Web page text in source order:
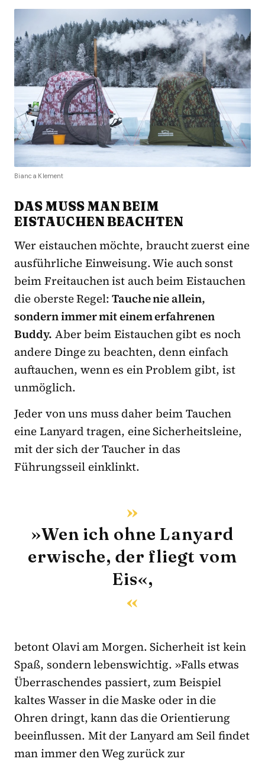
Bianca Klement
DAS MUSS MAN BEIM
EISTAUCHEN BEACHTEN
Wer eistauchen möchte, braucht zuerst eine
ausführliche Einweisung. Wie auch sonst
beim Freitauchen ist auch beim Eistauchen
die oberste Regel:Tauche nie allein,
sondern immer mit einem erfahrenen
Buddy. Aber beim Eistauchen gibt es noch
andere Dinge zu beachten, denn einfach
auftauchen, wenn es ein Problem gibt, ist
unmöglich.
Jeder von uns muss daher beim Tauchen
eine Lanyard tragen, eine Sicherheitsleine,
mit der sich der Taucher in das
Führungsseil einklinkt.
»Wen ich ohne Lanyard
erwische, der fliegt vom
Eis«,
betont Olavi am Morgen. Sicherheit ist kein
Spaß, sondern lebenswichtig. »Falls etwas
Überraschendes passiert, zum Beispiel
kaltes Wasser in die Maske oder in die
Ohren dringt, kann das die Orientierung
beeinflussen. Mit der Lanyard am Seil findet
man immer den Weg zurück zur